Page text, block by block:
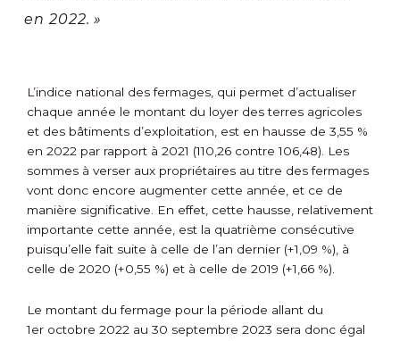
en 2022. »
L’indice national des fermages, qui permet d’actualiser
chaque année le montant du loyer des terres agricoles
et des bâtiments d’exploitation, est en hausse de 3,55 %
en 2022 par rapport à 2021 (110,26 contre 106,48). Les
sommes à verser aux propriétaires au titre des fermages
vont donc encore augmenter cette année, et ce de
manière significative. En effet, cette hausse, relativement
importante cette année, est la quatrième consécutive
puisqu’elle fait suite à celle de l’an dernier (+1,09 %), à
celle de 2020 (+0,55 %) et à celle de 2019 (+1,66 %).
Le montant du fermage pour la période allant du
1er octobre 2022 au 30 septembre 2023 sera donc égal